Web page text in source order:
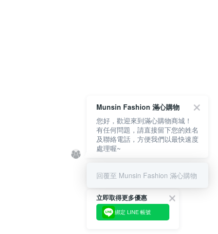
立即取得更多優惠
綁定 LINE 帳號
Munsin Fashion 滿心購物
您好，歡迎來到滿心購物商城！
有任何問題，請直接留下您的姓名
及聯絡電話，方便我們以最快速度
處理喔~
回覆至 Munsin Fashion 滿心購物